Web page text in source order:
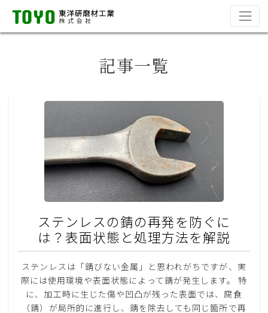
記事一覧
ステンレスの錆の再発を防ぐに
は？表面状態と処理方法を解説
ステンレスは「錆びない金属」と思われがちですが、実
際には使用環境や表面状態によって錆が発生します。 特
に、加工時に生じた傷や凹凸が残った表面では、腐食
（錆）が局所的に進行し、錆を除去しても同じ箇所で再